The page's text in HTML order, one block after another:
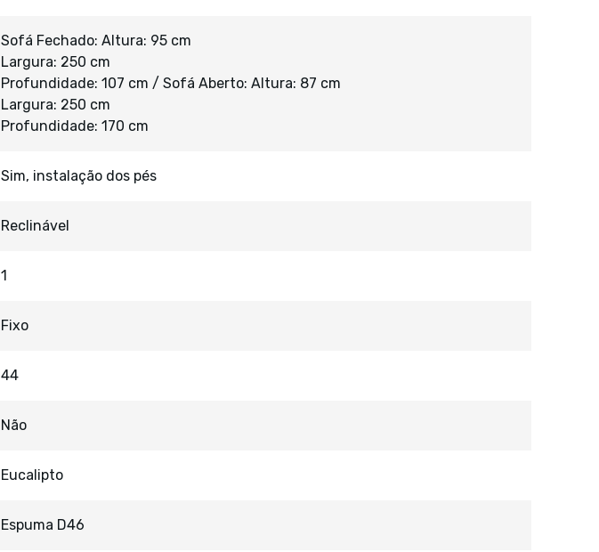
Sofá Fechado: Altura: 95 cm
Largura: 250 cm
Profundidade: 107 cm / Sofá Aberto: Altura: 87 cm
Largura: 250 cm
Profundidade: 170 cm
Sim, instalação dos pés
Reclinável
1
Fixo
44
Não
Eucalipto
Espuma D46